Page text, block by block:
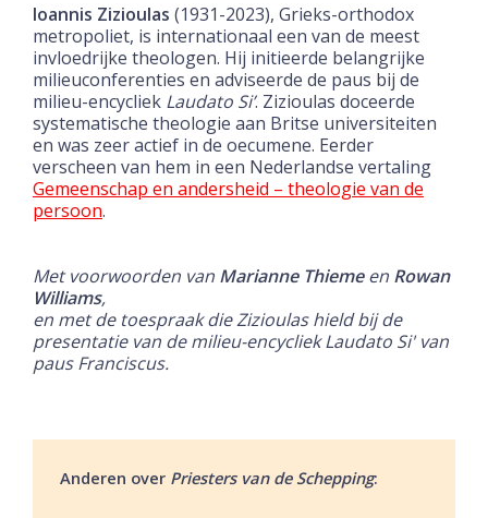
Ioannis Zizioulas (1931-2023), Grieks-orthodox
metropoliet, is internationaal een van de meest
invloedrijke theologen. Hij initieerde belangrijke
milieuconferenties en adviseerde de paus bij de
milieu-encycliek Laudato Si’. Zizioulas doceerde
systematische theologie aan Britse universiteiten
en was zeer actief in de oecumene. Eerder
verscheen van hem in een Nederlandse vertaling
Gemeenschap en andersheid – theologie van de
persoon.
Met voorwoorden van Marianne Thiemeen Rowan
Williams,
en met de toespraak die Zizioulas hield bij de
presentatie van de milieu-encycliekLaudato Si' van
paus Franciscus.
Anderen over Priesters van de Schepping: